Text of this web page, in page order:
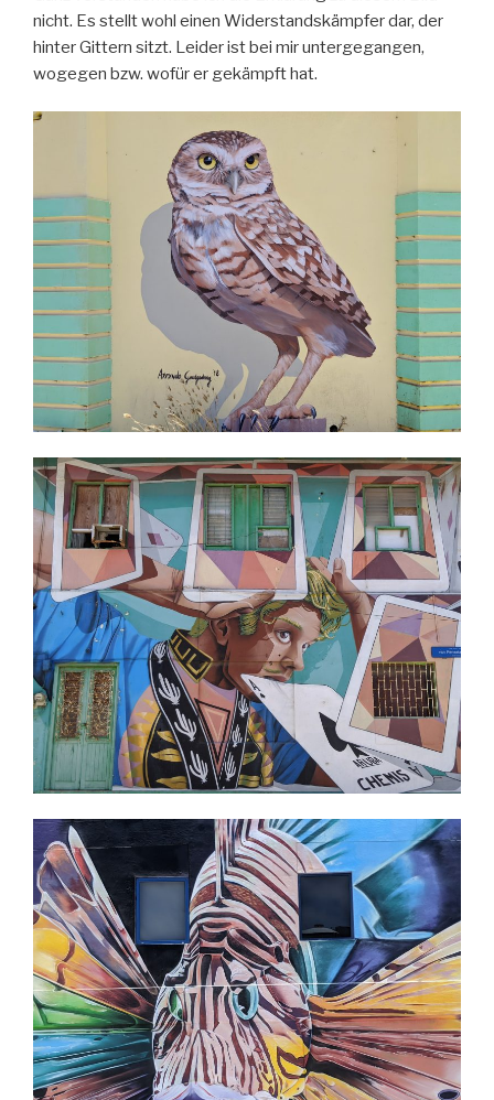
nicht. Es stellt wohl einen Widerstandskämpfer dar, der
hinter Gittern sitzt. Leider ist bei mir untergegangen,
wogegen bzw. wofür er gekämpft hat.